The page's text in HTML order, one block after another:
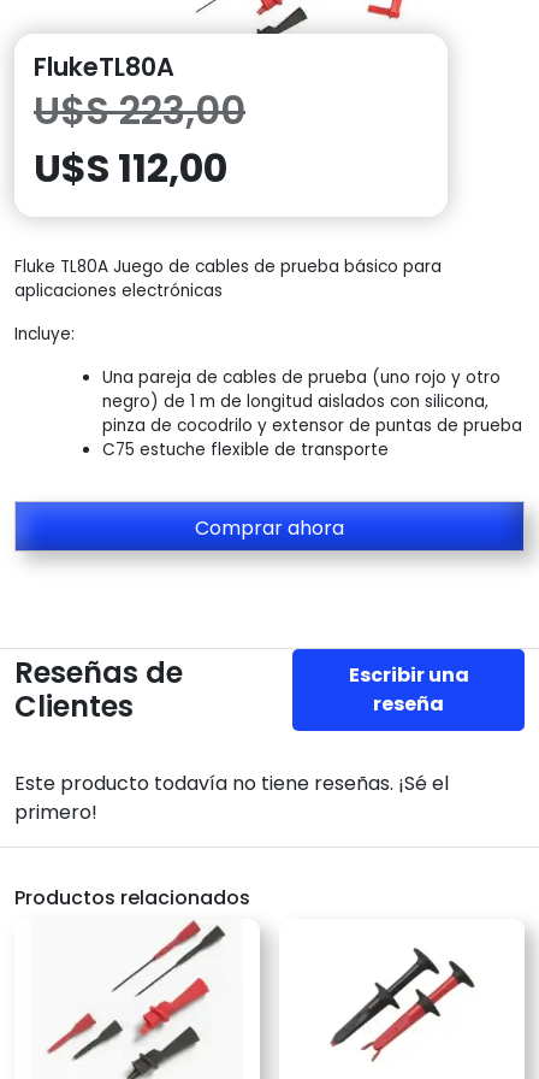
FlukeTL80A
U$S223,00El
original
era:
223,00.
U$S 112,00
precio
actual
U$S
112,00.
Fluke TL80A Juego de cables de prueba básico para
aplicaciones electrónicas
Incluye:
Una pareja de cables de prueba (uno rojo y otro
negro) de 1 m de longitud aislados con silicona,
pinza de cocodrilo y extensor de puntas de prueba
C75 estuche flexible de transporte
Comprar ahora
Reseñas de
Clientes
Escribir una
reseña
Este producto todavía no tiene reseñas. ¡Sé el
primero!
Productos relacionados